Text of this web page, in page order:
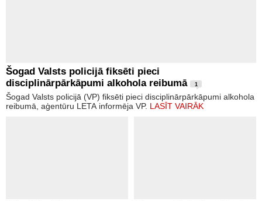
Šogad Valsts policijā fiksēti pieci
disciplinārpārkāpumi alkohola reibumā
1
Šogad Valsts policijā (VP) fiksēti pieci disciplinārpārkāpumi alkohola
reibumā, aģentūru LETA informēja VP. LASĪT VAIRĀK